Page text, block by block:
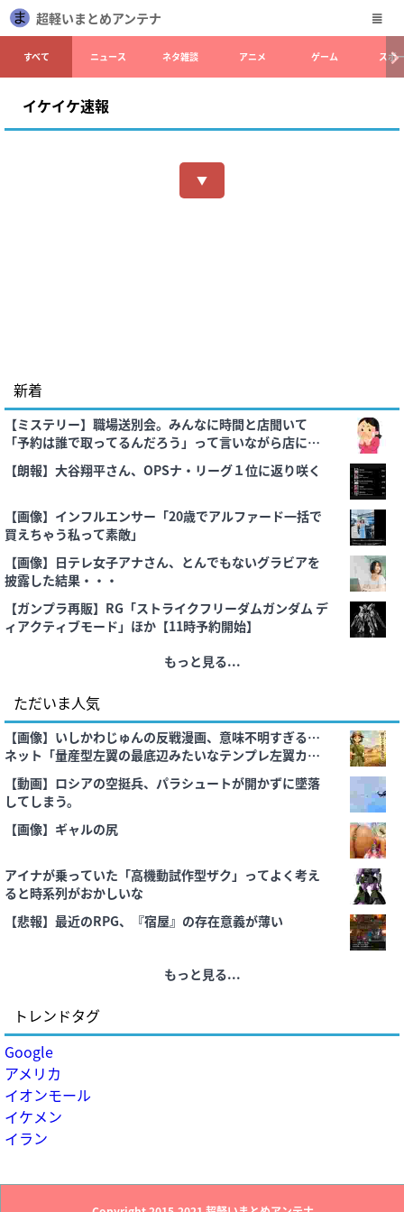
超軽いまとめアンテナ
すべて ニュース ネタ雑談 アニメ ゲーム スポ
イケイケ速報
▼
新着
【ミステリー】職場送別会。みんなに時間と店聞いて
「予約は誰で取ってるんだろう」って言いながら店に入
ろうとしたら……
【朗報】大谷翔平さん、OPSナ・リーグ１位に返り咲く
【画像】インフルエンサー「20歳でアルファード一括で
買えちゃう私って素敵」
【画像】日テレ女子アナさん、とんでもないグラビアを
披露した結果・・・
【ガンプラ再販】RG「ストライクフリーダムガンダム デ
ィアクティブモード」ほか【11時予約開始】
もっと見る...
ただいま人気
【画像】いしかわじゅんの反戦漫画、意味不明すぎる…
ネット「量産型左翼の最底辺みたいなテンプレ左翼カル
ト陰謀妄想漫画しか描けなくなってる」
【動画】ロシアの空挺兵、パラシュートが開かずに墜落
してしまう。
【画像】ギャルの尻
アイナが乗っていた「高機動試作型ザク」ってよく考え
ると時系列がおかしいな
【悲報】最近のRPG、『宿屋』の存在意義が薄い
もっと見る...
トレンドタグ
Google
アメリカ
イオンモール
イケメン
イラン